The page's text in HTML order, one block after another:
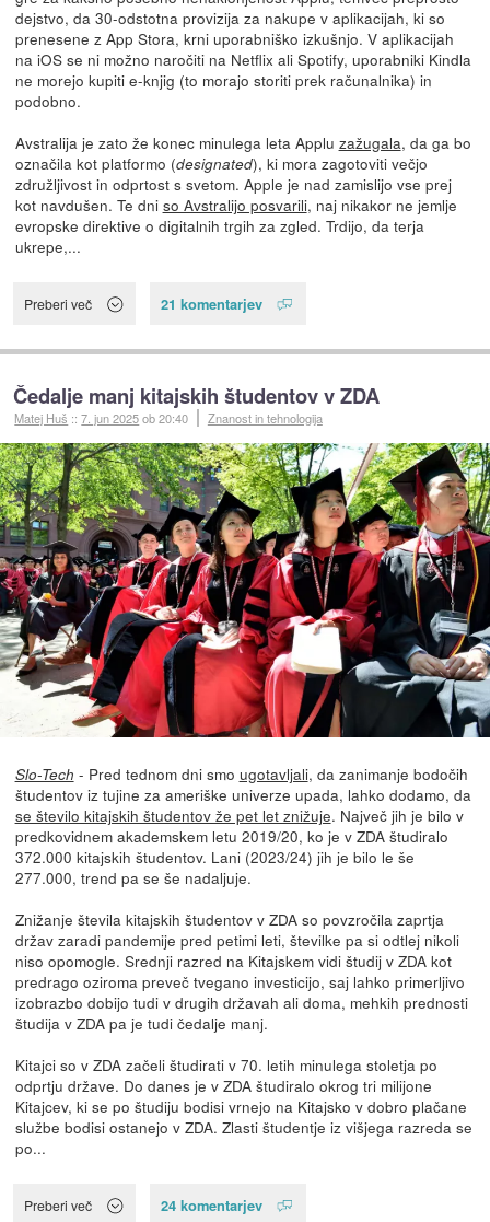
dejstvo, da 30-odstotna provizija za nakupe v aplikacijah, ki so
prenesene z App Stora, krni uporabniško izkušnjo. V aplikacijah
na iOS se ni možno naročiti na Netflix ali Spotify, uporabniki Kindla
ne morejo kupiti e-knjig (to morajo storiti prek računalnika) in
podobno.
Avstralija je zato že konec minulega leta Applu zažugala, da ga bo
označila kot platformo (designated), ki mora zagotoviti večjo
združljivost in odprtost s svetom. Apple je nad zamislijo vse prej
kot navdušen. Te dni so Avstralijo posvarili, naj nikakor ne jemlje
evropske direktive o digitalnih trgih za zgled. Trdijo, da terja
ukrepe,...
Preberi več 21 komentarjev
Čedalje manj kitajskih študentov v ZDA
Matej Huš ::7. jun 2025ob 20:40 Znanost in tehnologija
Slo-Tech - Pred tednom dni smo ugotavljali, da zanimanje bodočih
študentov iz tujine za ameriške univerze upada, lahko dodamo, da
se število kitajskih študentov že pet let znižuje. Največ jih je bilo v
predkovidnem akademskem letu 2019/20, ko je v ZDA študiralo
372.000 kitajskih študentov. Lani (2023/24) jih je bilo le še
277.000, trend pa se še nadaljuje.
Znižanje števila kitajskih študentov v ZDA so povzročila zaprtja
držav zaradi pandemije pred petimi leti, številke pa si odtlej nikoli
niso opomogle. Srednji razred na Kitajskem vidi študij v ZDA kot
predrago oziroma preveč tvegano investicijo, saj lahko primerljivo
izobrazbo dobijo tudi v drugih državah ali doma, mehkih prednosti
študija v ZDA pa je tudi čedalje manj.
Kitajci so v ZDA začeli študirati v 70. letih minulega stoletja po
odprtju države. Do danes je v ZDA študiralo okrog tri milijone
Kitajcev, ki se po študiju bodisi vrnejo na Kitajsko v dobro plačane
službe bodisi ostanejo v ZDA. Zlasti študentje iz višjega razreda se
po...
Preberi več 24 komentarjev